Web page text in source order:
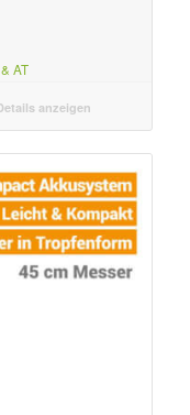
AT
anzeigen